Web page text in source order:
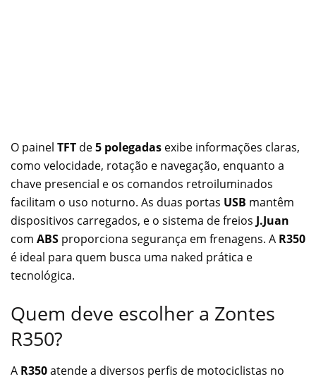
O painel TFT de5 polegadas exibe informações claras,
como velocidade, rotação e navegação, enquanto a
chave presencial e os comandos retroiluminados
facilitam o uso noturno. As duas portas USB mantêm
dispositivos carregados, e o sistema de freios J.Juan
com ABS proporciona segurança em frenagens. A R350
é ideal para quem busca uma naked prática e
tecnológica.
Quem deve escolher a Zontes
R350?
A R350atende a diversos perfis de motociclistas no